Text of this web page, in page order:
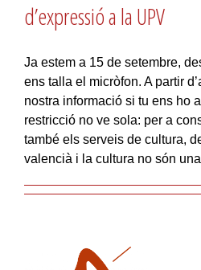
d’expressió a la UPV
Ja estem a 15 de setembre,
ens talla el micròfon. A partir
nostra informació si tu ens ho
restricció no ve sola: per a
també els serveis de cultura,
valencià i la cultura no són